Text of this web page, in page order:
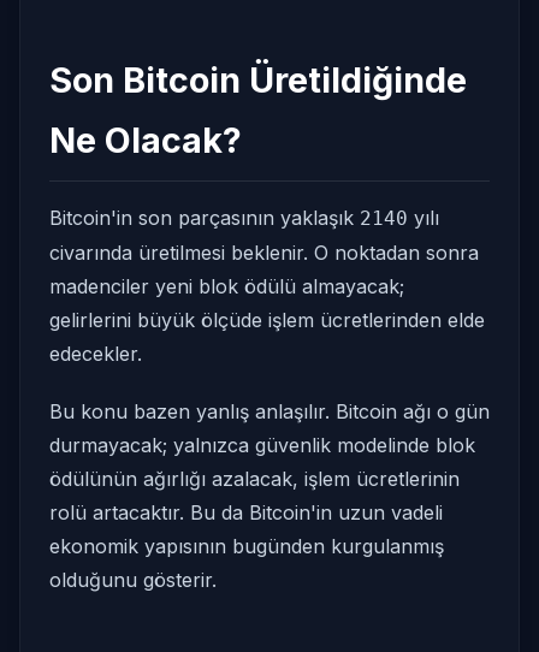
Son Bitcoin Üretildiğinde
Ne Olacak?
Bitcoin'in son parçasının yaklaşık 2140 yılı
civarında üretilmesi beklenir. O noktadan sonra
madenciler yeni blok ödülü almayacak;
gelirlerini büyük ölçüde işlem ücretlerinden elde
edecekler.
Bu konu bazen yanlış anlaşılır. Bitcoin ağı o gün
durmayacak; yalnızca güvenlik modelinde blok
ödülünün ağırlığı azalacak, işlem ücretlerinin
rolü artacaktır. Bu da Bitcoin'in uzun vadeli
ekonomik yapısının bugünden kurgulanmış
olduğunu gösterir.